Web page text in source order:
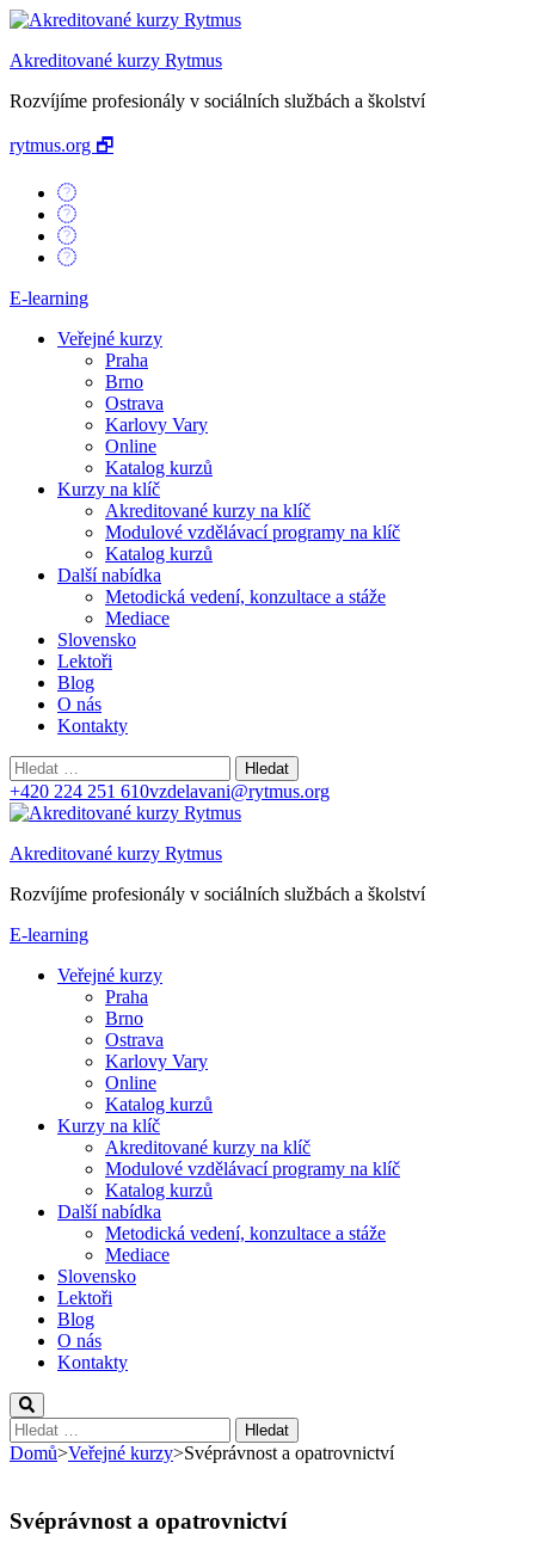
Akreditované kurzy Rytmus
Rozvíjíme profesionály v sociálních službách a školství
rytmus.org 🗗
E-learning
Veřejné kurzy
Praha
Brno
Ostrava
Karlovy Vary
Online
Katalog kurzů
Kurzy na klíč
Akreditované kurzy na klíč
Modulové vzdělávací programy na klíč
Katalog kurzů
Další nabídka
Metodická vedení, konzultace a stáže
Mediace
Slovensko
Lektoři
Blog
O nás
Kontakty
Vyhledávání
+420 224 251 610vzdelavani@rytmus.org
Akreditované kurzy Rytmus
Rozvíjíme profesionály v sociálních službách a školství
E-learning
Veřejné kurzy
Praha
Brno
Ostrava
Karlovy Vary
Online
Katalog kurzů
Kurzy na klíč
Akreditované kurzy na klíč
Modulové vzdělávací programy na klíč
Katalog kurzů
Další nabídka
Metodická vedení, konzultace a stáže
Mediace
Slovensko
Lektoři
Blog
O nás
Kontakty
Vyhledávání
Domů>Veřejné kurzy>Svéprávnost a opatrovnictví
Svéprávnost a opatrovnictví